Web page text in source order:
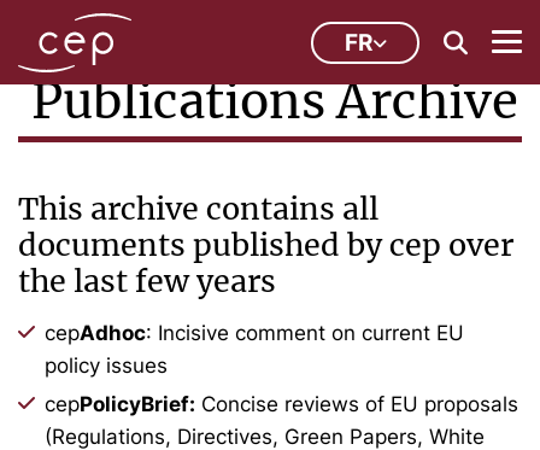
FR
Publications Archive
This archive contains all
documents published by cep over
the last few years
cepAdhoc: Incisive comment on current EU
policy issues
cepPolicyBrief: Concise reviews of EU proposals
(Regulations, Directives, Green Papers, White